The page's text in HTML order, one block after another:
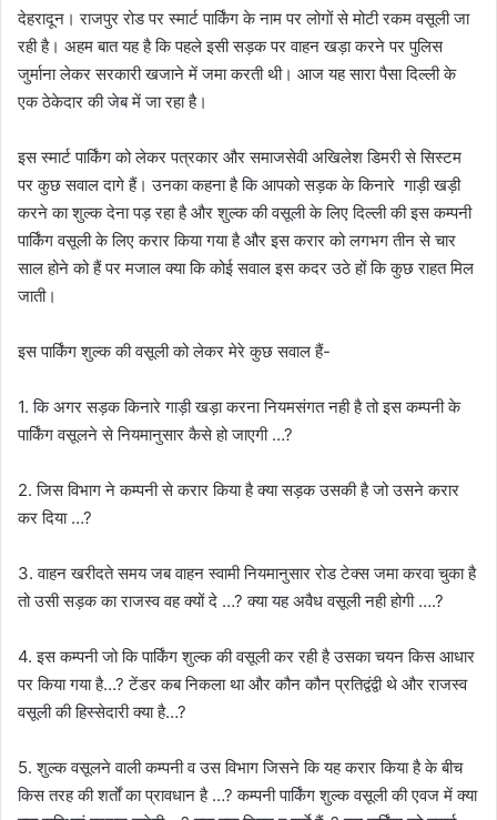
देहरादून। राजपुर रोड पर स्मार्ट पार्किंग के नाम पर लोगों से मोटी रकम वसूली जा
रही है। अहम बात यह है कि पहले इसी सड़क पर वाहन खड़ा करने पर पुलिस
जुर्माना लेकर सरकारी खजाने में जमा करती थी। आज यह सारा पैसा दिल्ली के
एक ठेकेदार की जेब में जा रहा है।
इस स्मार्ट पार्किंग को लेकर पत्रकार और समाजसेवी अखिलेश डिमरी से सिस्टम
पर कुछ सवाल दागे हैं। उनका कहना है कि आपको सड़क के किनारे गाड़ी खड़ी
करने का शुल्क देना पड़ रहा है और शुल्क की वसूली के लिए दिल्ली की इस कम्पनी
पार्किंग वसूली के लिए करार किया गया है और इस करार को लगभग तीन से चार
साल होने को हैं पर मजाल क्या कि कोई सवाल इस कदर उठे हों कि कुछ राहत मिल
जाती।
इस पार्किंग शुल्क की वसूली को लेकर मेरे कुछ सवाल हैं-
1. कि अगर सड़क किनारे गाड़ी खड़ा करना नियमसंगत नही है तो इस कम्पनी के
पार्किंग वसूलने से नियमानुसार कैसे हो जाएगी …?
2. जिस विभाग ने कम्पनी से करार किया है क्या सड़क उसकी है जो उसने करार
कर दिया …?
3. वाहन खरीदते समय जब वाहन स्वामी नियमानुसार रोड टेक्स जमा करवा चुका है
तो उसी सड़क का राजस्व वह क्यों दे …? क्या यह अवैध वसूली नही होगी ….?
4. इस कम्पनी जो कि पार्किंग शुल्क की वसूली कर रही है उसका चयन किस आधार
पर किया गया है…? टेंडर कब निकला था और कौन कौन प्रतिद्वंद्वी थे और राजस्व
वसूली की हिस्सेदारी क्या है…?
5. शुल्क वसूलने वाली कम्पनी व उस विभाग जिसने कि यह करार किया है के बीच
किस तरह की शर्तों का प्रावधान है …? कम्पनी पार्किंग शुल्क वसूली की एवज में क्या